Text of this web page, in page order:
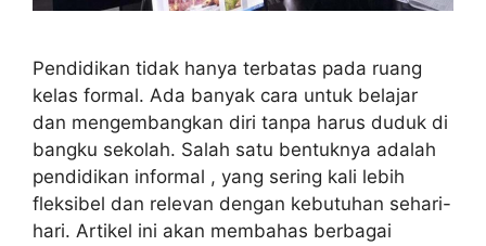
Pendidikan tidak hanya terbatas pada ruang
kelas formal. Ada banyak cara untuk belajar
dan mengembangkan diri tanpa harus duduk di
bangku sekolah. Salah satu bentuknya adalah
pendidikan informal , yang sering kali lebih
fleksibel dan relevan dengan kebutuhan sehari-
hari. Artikel ini akan membahas berbagai